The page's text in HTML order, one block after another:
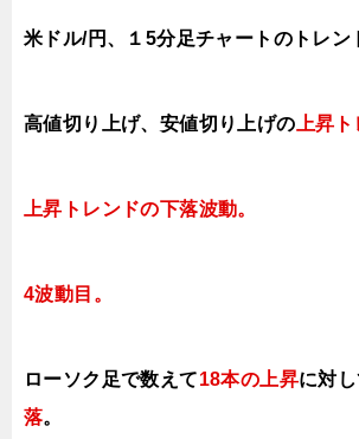
米ドル/円、１5分足チャートのトレン
高値切り上げ、安値切り上げの 上昇
上昇トレンドの下落波動。
4波動目。
ローソク足で数えて18本の上昇に対
落。